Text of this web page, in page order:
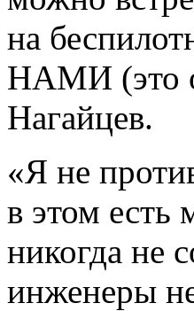
на
НАМИ (это
Нагайцев.
«Я не
в этом
никогда не
инженеры